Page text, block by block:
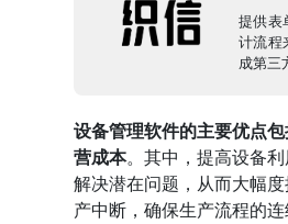
提供表
计流程
成第三
设备管理软件的主要优点
营成本。其中，提高设备
解决潜在问题，从而大幅
产中断，确保生产流程的连